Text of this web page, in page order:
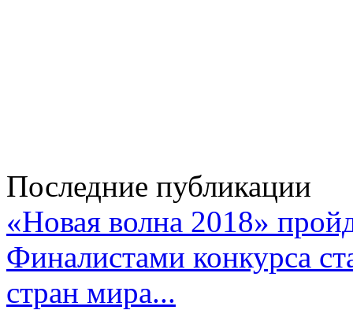
Последние публикации
«Новая волна 2018»
Финалистами конкурса
стран мира...